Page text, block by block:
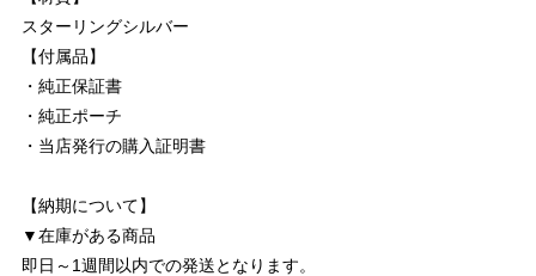
スターリングシルバー
【付属品】
・純正保証書
・純正ポーチ
・当店発行の購入証明書
【納期について】
▼在庫がある商品
即日～1週間以内での発送となります。